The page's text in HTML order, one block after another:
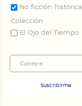
No ficción histórica
Colección:
El Ojo del Tiempo
Suscribirme